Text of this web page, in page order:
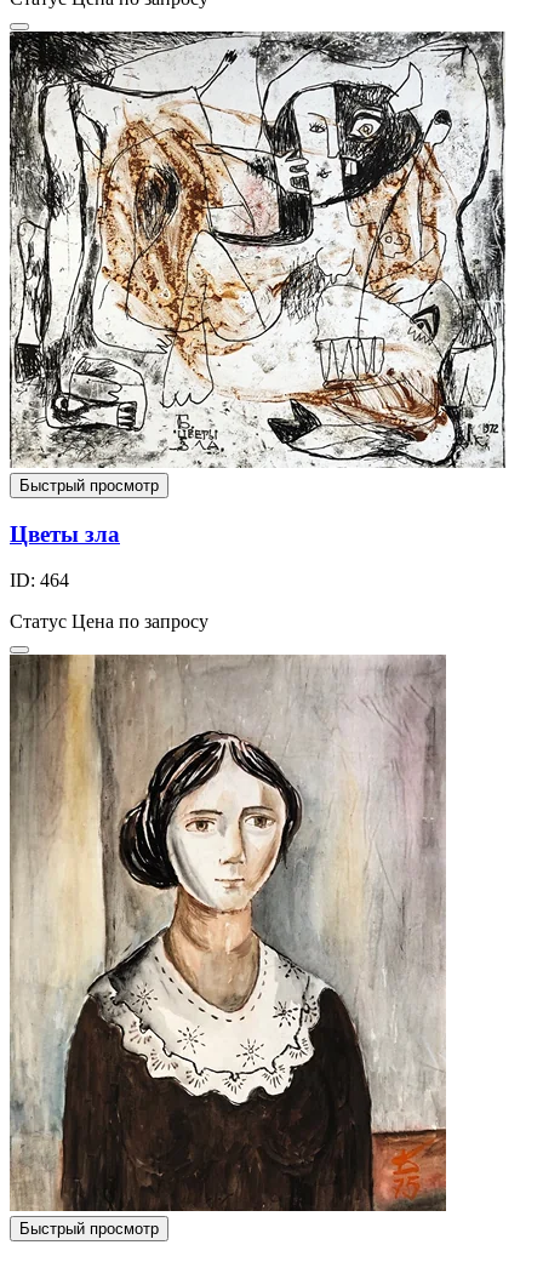
Быстрый просмотр
Цветы зла
ID: 464
Статус Цена по запросу
Быстрый просмотр